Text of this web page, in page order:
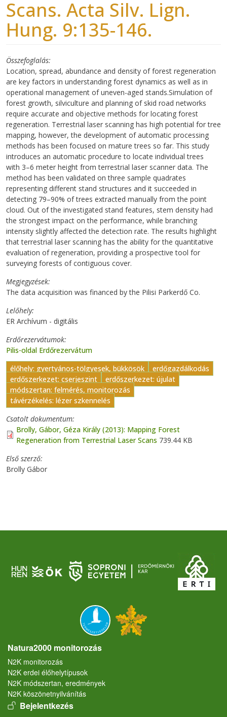
Scans. Acta Silv. Lign.
Hung. 9:135-146.
Összefoglalás
Location, spread, abundance and density of forest regeneration
are key factors in understanding forest dynamics as well as in
operational management of uneven-aged stands.Simulation of
forest growth, silviculture and planning of skid road networks
require accurate and objective methods for locating forest
regeneration. Terrestrial laser scanning has high potential for tree
mapping, however, the development of automatic processing
methods has been focused on mature trees so far. This study
introduces an automatic procedure to locate individual trees
with 3–6 meter height from terrestrial laser scanner data. The
method has been validated on three sample quadrates
representing different stand structures and it succeeded in
detecting 79–90% of trees extracted manually from the point
cloud. Out of the investigated stand features, stem density had
the strongest impact on the performance, while branching
intensity slightly affected the detection rate. The results highlight
that terrestrial laser scanning has the ability for the quantitative
evaluation of regeneration, providing a prospective tool for
surveying forests of contiguous cover.
Megjegyzések
The data acquisition was financed by the Pilisi Parkerdő Co.
Lelőhely
ER Archívum - digitális
Erdőrezervátumok
Pilis-oldal Erdőrezervátum
élőhely: gyertyános-tölgyesek, bükkösök
erdőgazdálkodás
erdőszerkezet: cserjeszint
erdőszerkezet: újulat
módszertan: felmérés, monitorozás
távérzékelés: lézer szkennelés
Csatolt dokumentum
Brolly, Gábor, Géza Király (2013): Mapping Forest
Regeneration from Terrestrial Laser Scans 739.44 KB
Első szerző
Brolly Gábor
Natura2000 monitorozás
N2K monitorozás
N2K erdei élőhelytípusok
N2K módszertan, eredmények
N2K köszönetnyilvánítás
User account menu
Bejelentkezés